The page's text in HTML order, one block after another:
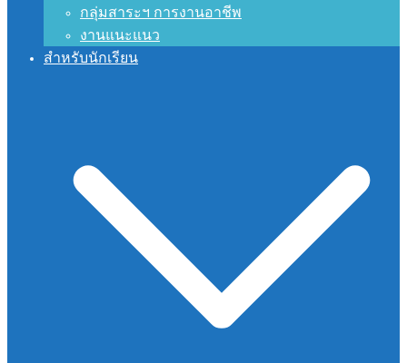
กลุ่มสาระฯ การงานอาชีพ
งานแนะแนว
สำหรับนักเรียน